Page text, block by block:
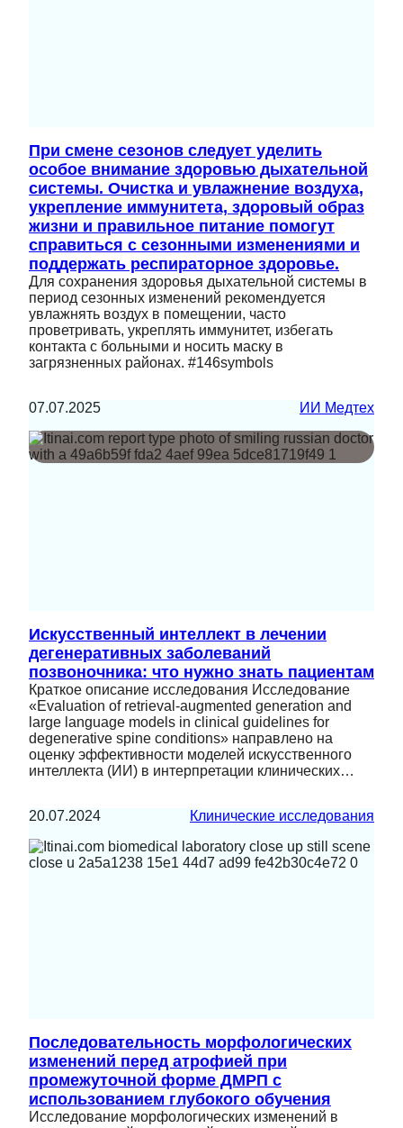
При смене сезонов следует уделить
особое внимание здоровью дыхательной
системы. Очистка и увлажнение воздуха,
укрепление иммунитета, здоровый образ
жизни и правильное питание помогут
справиться с сезонными изменениями и
поддержать респираторное здоровье.
Для сохранения здоровья дыхательной системы в
период сезонных изменений рекомендуется
увлажнять воздух в помещении, часто
проветривать, укреплять иммунитет, избегать
контакта с больными и носить маску в
загрязненных районах. #146symbols
07.07.2025 ИИ Медтех
Искусственный интеллект в лечении
дегенеративных заболеваний
позвоночника: что нужно знать пациентам
Краткое описание исследования Исследование
«Evaluation of retrieval-augmented generation and
large language models in clinical guidelines for
degenerative spine conditions» направлено на
оценку эффективности моделей искусственного
интеллекта (ИИ) в интерпретации клинических…
20.07.2024 Клинические исследования
Последовательность морфологических
изменений перед атрофией при
промежуточной форме ДМРП с
использованием глубокого обучения
Исследование морфологических изменений в